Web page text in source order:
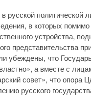
русской политической
в которых
устройства,
представительства
убеждены, что
а вместе с
совет», чтоопора
русского